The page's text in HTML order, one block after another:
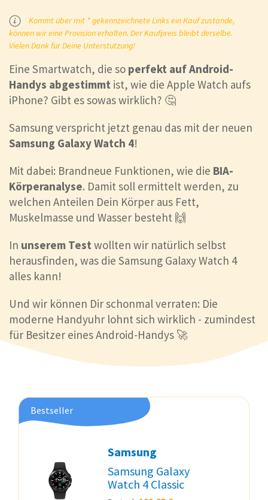
Kommt über mit * gekennzeichnete Links ein Kauf zustande,
können wir eine Provision erhalten. Der Kaufpreis bleibt derselbe.
Vielen Dank für Deine Unterstützung!
Eine Smartwatch, die so perfekt auf Android-
Handys abgestimmt ist, wie die Apple Watch aufs
iPhone? Gibt es sowas wirklich? 🤔
Samsung verspricht jetzt genau das mit der neuen
Samsung Galaxy Watch 4!
Mit dabei: Brandneue Funktionen, wie die BIA-
Körperanalyse. Damit soll ermittelt werden, zu
welchen Anteilen Dein Körper aus Fett,
Muskelmasse und Wasser besteht 🙌
In unserem Test wollten wir natürlich selbst
herausfinden, was die Samsung Galaxy Watch 4
alles kann!
Und wir können Dir schonmal verraten: Die
moderne Handyuhr lohnt sich wirklich - zumindest
für Besitzer eines Android-Handys 🚀
Bestseller
Samsung
Samsung Galaxy
Watch 4 Classic